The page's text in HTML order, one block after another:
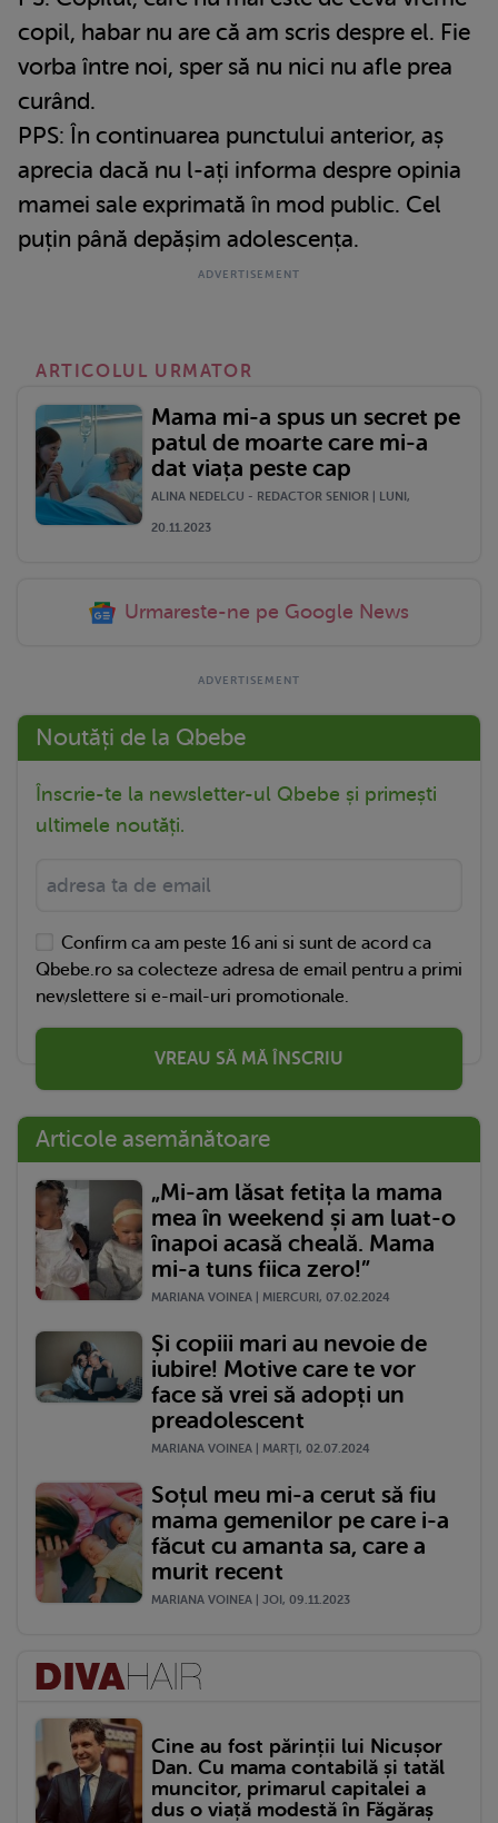
copil, habar nu are că am scris despre el. Fie
vorba între noi, sper să nu nici nu afle prea
curând.
PPS: În continuarea punctului anterior, aș
aprecia dacă nu l-ați informa despre opinia
mamei sale exprimată în mod public. Cel
puțin până depășim adolescența.
ARTICOLUL URMATOR
Mama mi-a spus un secret pe
patul de moarte care mi-a
dat viața peste cap
ALINA NEDELCU - REDACTOR SENIOR | LUNI,
20.11.2023
Urmareste-ne pe Google News
Noutăți de la Qbebe
Înscrie-te la newsletter-ul Qbebe și primești
ultimele noutăți.
Confirm ca am peste 16 ani si sunt de acord ca
Qbebe.ro sa colecteze adresa de email pentru a primi
newslettere si e-mail-uri promotionale.
VREAU SĂ MĂ ÎNSCRIU
Articole asemănătoare
„Mi-am lăsat fetița la mama
mea în weekend și am luat-o
înapoi acasă cheală. Mama
mi-a tuns fiica zero!”
MARIANA VOINEA | MIERCURI, 07.02.2024
Și copiii mari au nevoie de
iubire! Motive care te vor
face să vrei să adopți un
preadolescent
MARIANA VOINEA | MARŢI, 02.07.2024
Soțul meu mi-a cerut să fiu
mama gemenilor pe care i-a
făcut cu amanta sa, care a
murit recent
MARIANA VOINEA | JOI, 09.11.2023
Cine au fost părinții lui Nicușor
Dan. Cu mama contabilă și tatăl
muncitor, primarul capitalei a
dus o viață modestă în Făgăraș